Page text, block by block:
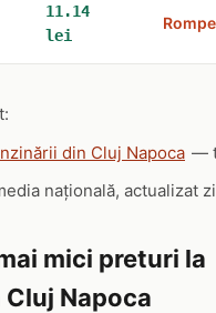
11.14
lei
din Cluj Napoca —
națională, actualizat
mici preturi la
Napoca